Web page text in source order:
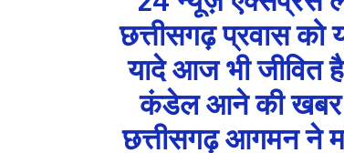
छत्तीसगढ़ प्रवास को
यादे आज भी जीवित
कंडेल आने की खबर ने
छत्तीसगढ़ आगमन ने